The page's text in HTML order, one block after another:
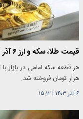
قیمت طلا، سکه و ارز ۶ آذر ۱۴۰۳؛ تکان شدید قیمت طلا و سکه در بازار
هزار تومان فروخته شد.
۶ آذر ۱۴۰۳ |۱۵:۱۲